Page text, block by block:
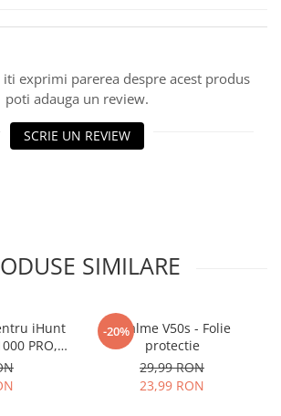
iti exprimi parerea despre acest produs
poti adauga un review.
SCRIE UN REVIEW
SIMILARE
iHunt
PRO,
-20%
Realme V50s - Folie
protectie
29,99 RON
23,99 RON